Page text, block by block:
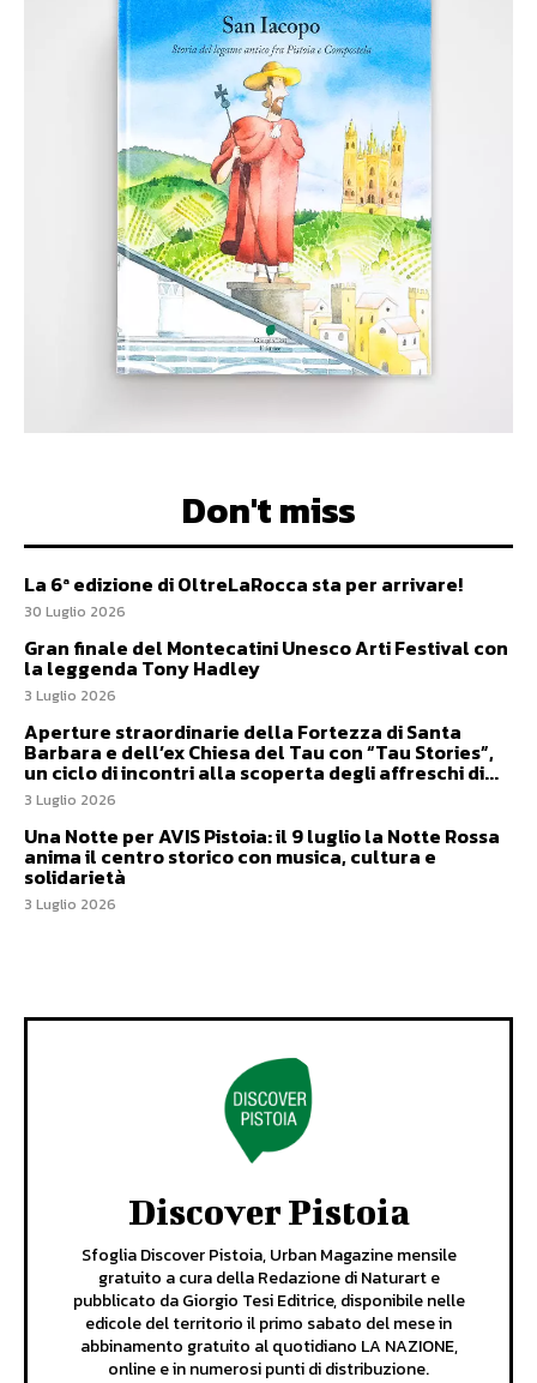
Don't miss
La 6ª edizione di OltreLaRocca sta per arrivare!
30 Luglio 2026
Gran finale del Montecatini Unesco Arti Festival con
la leggenda Tony Hadley
3 Luglio 2026
Aperture straordinarie della Fortezza di Santa
Barbara e dell’ex Chiesa del Tau con “Tau Stories”,
un ciclo di incontri alla scoperta degli affreschi di...
3 Luglio 2026
Una Notte per AVIS Pistoia: il 9 luglio la Notte Rossa
anima il centro storico con musica, cultura e
solidarietà
3 Luglio 2026
Discover Pistoia
Sfoglia Discover Pistoia, Urban Magazine mensile
gratuito a cura della Redazione di Naturart e
pubblicato da Giorgio Tesi Editrice, disponibile nelle
edicole del territorio il primo sabato del mese in
abbinamento gratuito al quotidiano LA NAZIONE,
online e in numerosi punti di distribuzione.